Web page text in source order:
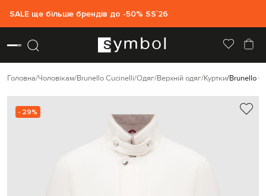
SALE ще більше брендів до -50% SS`26
Головна Чоловікам Brunello Cucinelli Одяг Верхній одяг Куртки Brunello
- 29%